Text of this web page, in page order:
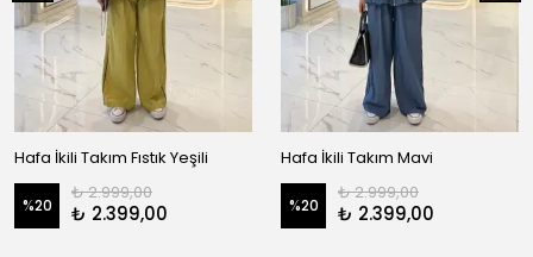
Hafa İkili Takım Fıstık Yeşili
%20
₺ 2.999,00
₺ 2.399,00
Hafa İkili Takım Mavi
%20
₺ 2.999,00
₺ 2.399,00